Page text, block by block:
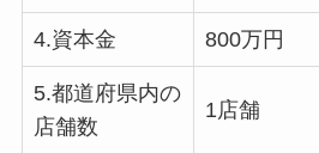
4.資本金 800万円
5.都道府県内の
店舗数
1店舗